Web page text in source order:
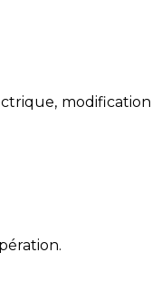
modification